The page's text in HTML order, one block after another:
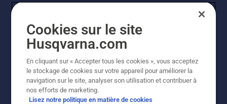
© Husqvarna AB (publ). Tous droits réservés. Les prix
indiqués sont des prix de vente conseillés. Photos non
contractuelles. Tous les prix indiqués sont des prix de
Cookies sur le site
Husqvarna.com
En cliquant sur « Accepter tous les cookies », vous acceptez
le stockage de cookies sur votre appareil pour améliorer la
navigation sur le site, analyser son utilisation et contribuer à
nos efforts de marketing.
Lisez notre politique en matière de cookies